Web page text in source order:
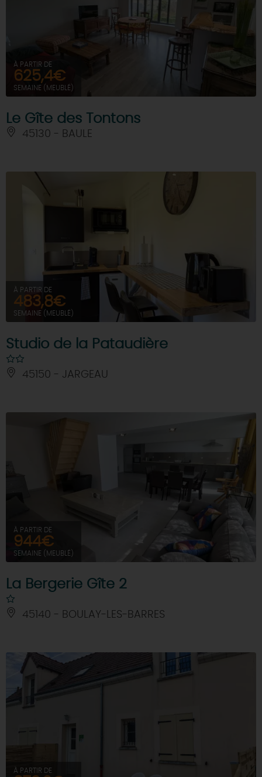
À PARTIR DE
625,4€
SEMAINE (MEUBLÉ)
Le Gîte des Tontons
45130 - BAULE
À PARTIR DE
483,8€
SEMAINE (MEUBLÉ)
Studio de la Pataudière
45150 - JARGEAU
À PARTIR DE
944€
SEMAINE (MEUBLÉ)
La Bergerie Gîte 2
45140 - BOULAY-LES-BARRES
À PARTIR DE